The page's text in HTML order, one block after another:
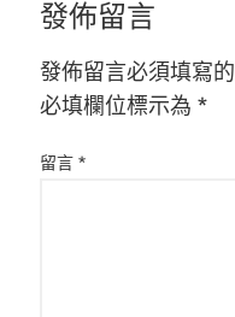
發佈留言
發佈留言必須填寫
必填欄位標示為 *
留言 *